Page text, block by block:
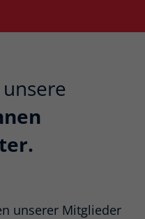
unserer Mitglieder